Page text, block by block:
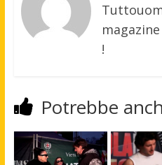
!
Potrebbe